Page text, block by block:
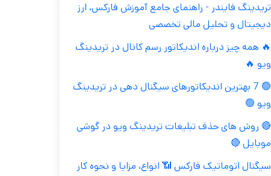
تریدینگ فایندر - راهنمای جامع آموزش فارکس، ارز
دیجیتال و تحلیل مالی تخصصی
🔥 همه چیز درباره اندیکاتور رسم کانال در تریدینگ
ویو 🔥
🟢 7 بهترین اندیکاتورهای سیگنال دهی در تریدینگ
ویو 🟢
🔴 روش های حذف تبلیغات تریدینگ ویو در گوشی
موبایل 🔴
سیگنال اتوماتیک فارکس 📶 انواع، مزایا و نحوه کار